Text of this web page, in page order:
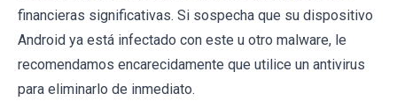
financieras significativas. Si sospecha que su dispositivo
Android ya está infectado con este u otro malware, le
recomendamos encarecidamente que utilice un antivirus
para eliminarlo de inmediato.